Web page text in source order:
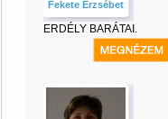
Fekete Erzsébet
ERDÉLY BARÁTAI.